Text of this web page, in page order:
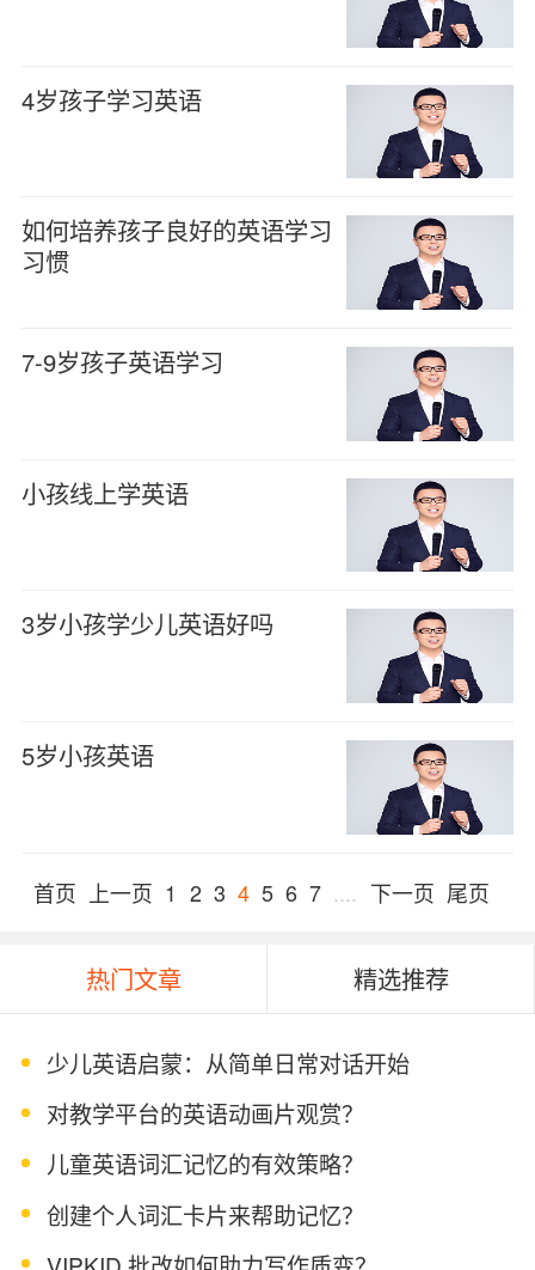
4岁孩子学习英语
如何培养孩子良好的英语学习
习惯
7-9岁孩子英语学习
小孩线上学英语
3岁小孩学少儿英语好吗
5岁小孩英语
首页 上一页 1 2 3 4 5 6 7 .... 下一页 尾页
热门文章 精选推荐
少儿英语启蒙：从简单日常对话开始
对教学平台的英语动画片观赏？
儿童英语词汇记忆的有效策略？
创建个人词汇卡片来帮助记忆？